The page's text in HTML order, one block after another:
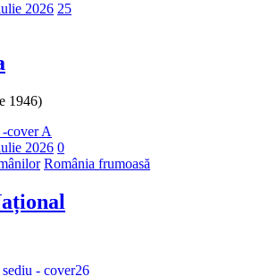
2026 25
1946)
2026 Număr
de
0
România frumoasă